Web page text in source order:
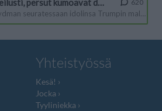
Yhteistyössä
Kesä!
Jocka
Tyyliniekka